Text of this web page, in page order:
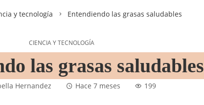
y tecnología Entendiendo las grasas saludables
CIENCIA Y TECNOLOGÍA
las grasas saludables
Hernandez Hace 7 meses 199